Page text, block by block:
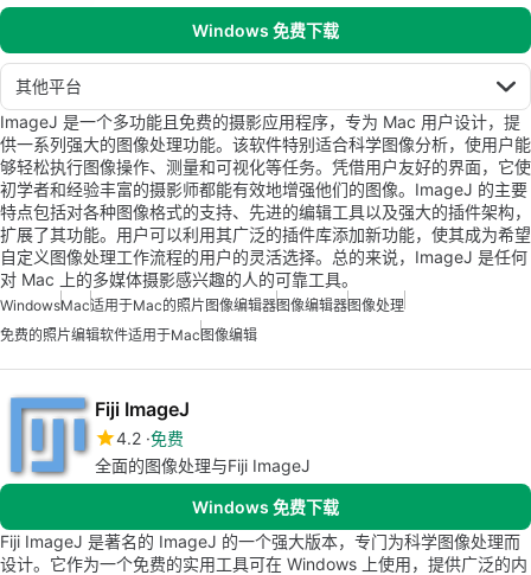
Windows 免费下载
其他平台
ImageJ 是一个多功能且免费的摄影应用程序，专为 Mac 用户设计，提
供一系列强大的图像处理功能。该软件特别适合科学图像分析，使用户能
够轻松执行图像操作、测量和可视化等任务。凭借用户友好的界面，它使
初学者和经验丰富的摄影师都能有效地增强他们的图像。ImageJ 的主要
特点包括对各种图像格式的支持、先进的编辑工具以及强大的插件架构，
扩展了其功能。用户可以利用其广泛的插件库添加新功能，使其成为希望
自定义图像处理工作流程的用户的灵活选择。总的来说，ImageJ 是任何
对 Mac 上的多媒体摄影感兴趣的人的可靠工具。
WindowsMac适用于Mac的照片图像编辑器图像编辑器图像处理
免费的照片编辑软件适用于Mac图像编辑
Fiji ImageJ
4.2 免费
全面的图像处理与Fiji ImageJ
Windows 免费下载
Fiji ImageJ 是著名的 ImageJ 的一个强大版本，专门为科学图像处理而
设计。它作为一个免费的实用工具可在 Windows 上使用，提供广泛的内